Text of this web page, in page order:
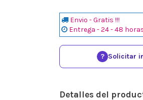
Envio - Gratis !!!
Entrega - 24 - 48
? Solicitar
Detalles del